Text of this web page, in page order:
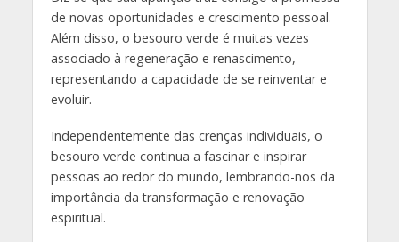
de novas oportunidades e crescimento pessoal.
Além disso, o besouro verde é muitas vezes
associado à regeneração e renascimento,
representando a capacidade de se reinventar e
evoluir.
Independentemente das crenças individuais, o
besouro verde continua a fascinar e inspirar
pessoas ao redor do mundo, lembrando-nos da
importância da transformação e renovação
espiritual.